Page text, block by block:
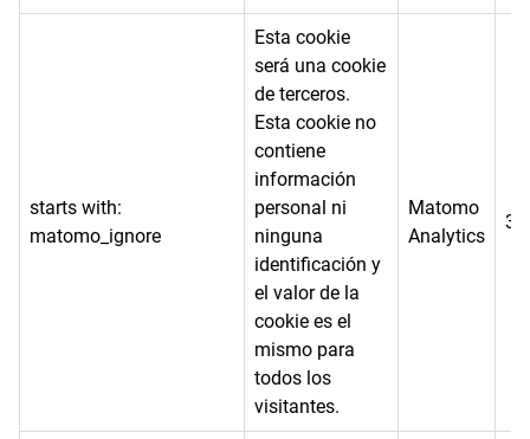
starts with:
matomo_ignore
Esta cookie
será una cookie
de terceros.
Esta cookie no
contiene
información
personal ni
ninguna
identificación y
el valor de la
cookie es el
mismo para
todos los
visitantes.
Matomo
Analytics